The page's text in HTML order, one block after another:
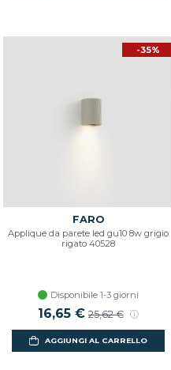
-35%
FARO
Applique da parete led gu10 8w grigio
rigato 40528
Disponibile 1-3 giorni
Prezzo scontato
16,65 € Prezzo di listino
25,62 €
AGGIUNGI AL CARRELLO